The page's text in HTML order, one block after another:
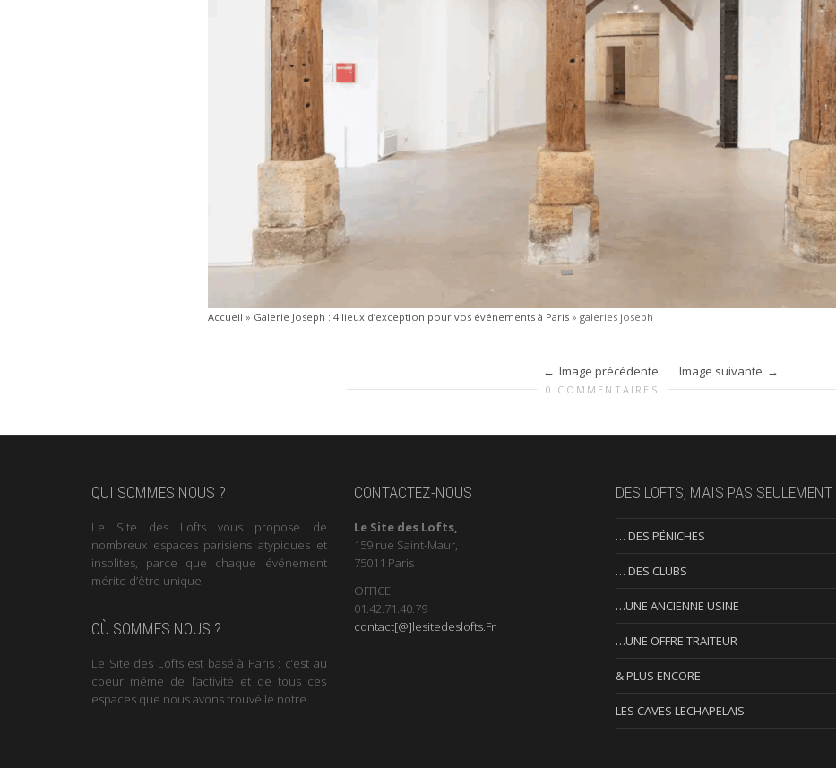
Accueil » Galerie Joseph : 4 lieux d’exception pour vos événements à Paris » galeries joseph
Image précédente Image suivante
0 COMMENTAIRES
QUI SOMMES NOUS ?
Le Site des Lofts vous propose de
nombreux espaces parisiens atypiques et
insolites, parce que chaque événement
mérite d’être unique.
OÙ SOMMES NOUS ?
Le Site des Lofts est basé à Paris : c’est au
coeur même de l’activité et de tous ces
espaces que nous avons trouvé le notre.
CONTACTEZ-NOUS
Le Site des Lofts,
159 rue Saint-Maur,
75011 Paris
OFFICE
01.42.71.40.79
contact[@]lesitedeslofts.Fr
DES LOFTS, MAIS PAS SEULEMENT …
… DES PÉNICHES
… DES CLUBS
…UNE ANCIENNE USINE
…UNE OFFRE TRAITEUR
& PLUS ENCORE
LES CAVES LECHAPELAIS